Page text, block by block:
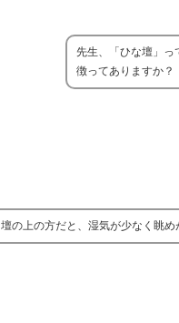
先生、「ひな壇」
徴ってありますか？
の上の方だと、湿気が少なく眺